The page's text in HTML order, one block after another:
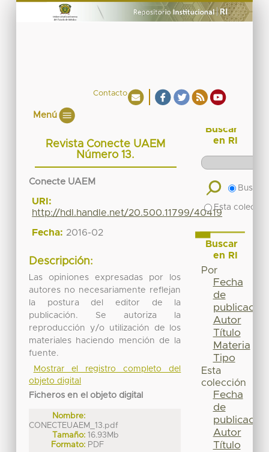
Contacto
Menú
Revista Conecte UAEM
Número 13.
Conecte UAEM
URI:
http://hdl.handle.net/20.500.11799/40419
Fecha: 2016-02
Descripción:
Las opiniones expresadas por los
autores no necesariamente reflejan
la postura del editor de la
publicación. Se autoriza la
reproducción y/o utilización de los
materiales haciendo mención de la
fuente.
Mostrar el registro completo del
objeto digital
Ficheros en el objeto digital
Nombre:
CONECTEUAEM_13.pdf
Tamaño: 16.93Mb
Formato: PDF
Buscar
en RI
Buscar
Esta
Buscar
en RI
Por
Fecha
de
publicación
Autor
Título
Materia
Tipo
Esta
colección
Fecha
de
publicación
Autor
Título